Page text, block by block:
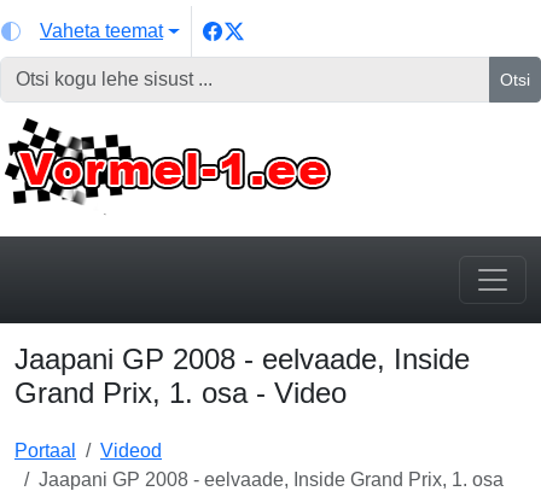
Vaheta teemat
Otsi
Jaapani GP 2008 - eelvaade, Inside
Grand Prix, 1. osa - Video
Portaal
Videod
Jaapani GP 2008 - eelvaade, Inside Grand Prix, 1. osa